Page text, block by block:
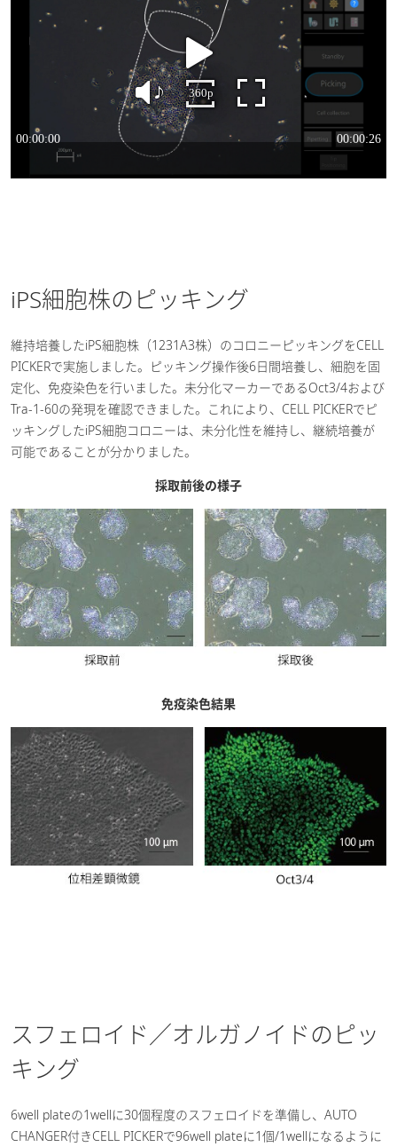
iPS細胞株のピッキング
維持培養したiPS細胞株（1231A3株）のコロニーピッキングをCELL
PICKERで実施しました。ピッキング操作後6日間培養し、細胞を固
定化、免疫染色を行いました。未分化マーカーであるOct3/4および
Tra-1-60の発現を確認できました。これにより、CELL PICKERでピ
ッキングしたiPS細胞コロニーは、未分化性を維持し、継続培養が
可能であることが分かりました。
採取前後の様子
免疫染色結果
スフェロイド／オルガノイドのピッ
キング
6well plateの1wellに30個程度のスフェロイドを準備し、AUTO
CHANGER付きCELL PICKERで96well plateに1個/1wellになるように